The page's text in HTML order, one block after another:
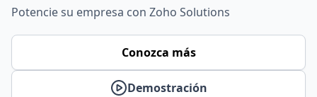
Potencie su empresa con Zoho Solutions
Demostración
Conozca más